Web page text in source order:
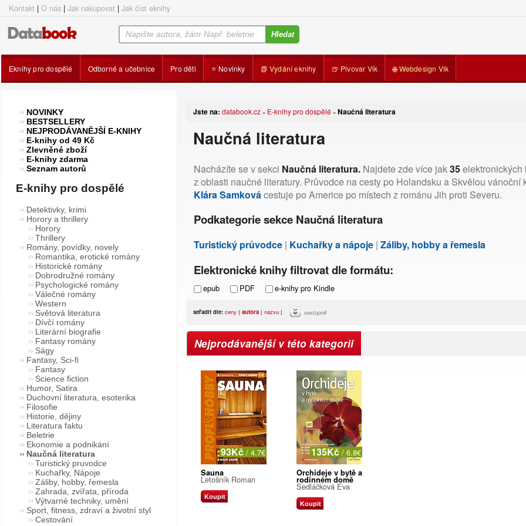
Kontakt | O nás | Jak nakupovat | Jak číst eknihy
Eknihy pro dospělé Odborné a učebnice Pro děti ⭐ Novinky 📗 Vydání eknihy 🍺 Pivovar Vik 🌐 Webdesign Vik
Jste na: databook.cz » E-knihy pro dospělé » Naučná literatura
Naučná literatura
Nacházíte se v sekci Naučná literatura. Najdete zde více jak35elektronických
z oblasti naučné literatury. Průvodce na cesty po Holandsku a Skvělou
Klára Samková cestuje po Americe po místech z románu Jih proti Severu.
Podkategorie sekce Naučná literatura
Turistický průvodce | Kuchařky a nápoje | Záliby, hobby a řemesla
Elektronické knihy filtrovat dle formátu:
epub PDF e-knihy pro Kindle
seřadit dle: ceny | autora | názvu | sestupně
Nejprodávanější v této kategorii
93Kč / 4.7€
Sauna
Letošník Roman
Koupit
135Kč / 6.8€
Orchideje v bytě a
rodinném domě
Sedláčková Eva
Koupit
NOVINKY
BESTSELLERY
NEJPRODÁVANĚJŠÍ E-KNIHY
E-knihy od 49 Kč
Zlevněné zboží
E-knihy zdarma
Seznam autorů
E-knihy pro dospělé
Detektivky, krimi
Horory a thrillery
Horory
Thrillery
Romány, povídky, novely
Romantika, erotické romány
Historické romány
Dobrodružné romány
Psychologické romány
Válečné romány
Western
Světová literatura
Dívčí romány
Literární biografie
Fantasy romány
Ságy
Fantasy, Sci-fi
Fantasy
Science fiction
Humor, Satira
Duchovní literatura, esoterika
Filosofie
Historie, dějiny
Literatura faktu
Beletrie
Ekonomie a podnikání
Naučná literatura
Turistický pruvodce
Kuchařky, Nápoje
Záliby, hobby, řemesla
Zahrada, zvířata, příroda
Výtvarné techniky, umění
Sport, fitness, zdraví a životní styl
Cestování